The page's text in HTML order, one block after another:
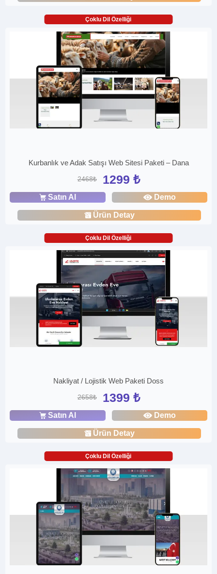
Çoklu Dil Özelliği
Kurbanlık ve Adak Satışı Web Sitesi Paketi – Dana
2468₺ 1299 ₺
Satın Al Demo
Ürün Detay
Çoklu Dil Özelliği
Nakliyat / Lojistik Web Paketi Doss
2658₺ 1399 ₺
Satın Al Demo
Ürün Detay
Çoklu Dil Özelliği